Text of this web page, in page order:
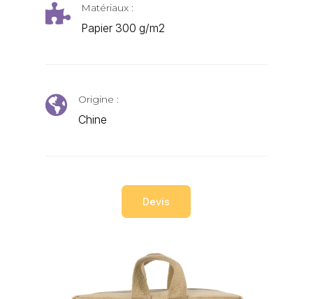
 Matériaux :
Papier 300 g/m2
 Origine :
Chine
Devis